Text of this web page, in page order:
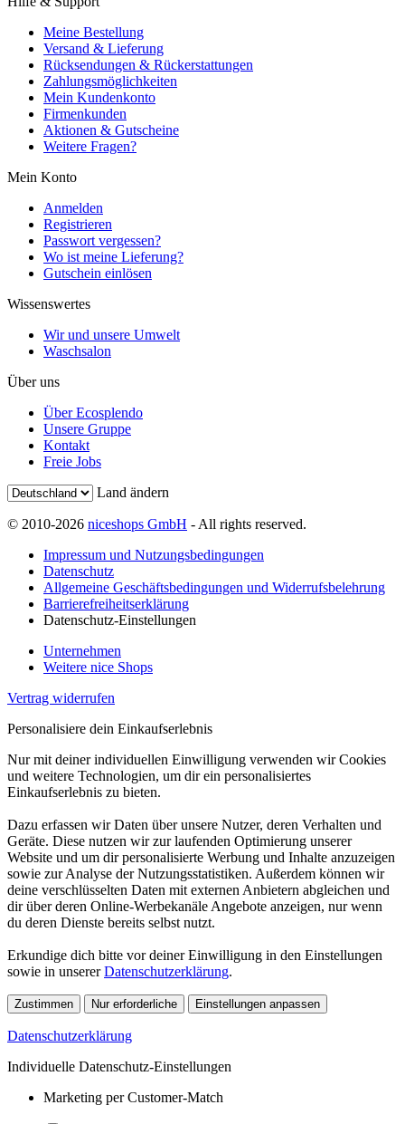
Meine Bestellung
Versand & Lieferung
Rücksendungen & Rückerstattungen
Zahlungsmöglichkeiten
Mein Kundenkonto
Firmenkunden
Aktionen & Gutscheine
Weitere Fragen?
Mein Konto
Anmelden
Registrieren
Passwort vergessen?
Wo ist meine Lieferung?
Gutschein einlösen
Wissenswertes
Wir und unsere Umwelt
Waschsalon
Über uns
Über Ecosplendo
Unsere Gruppe
Kontakt
Freie Jobs
Land ändern
© 2010-2026 niceshops GmbH - All rights reserved.
Impressum und Nutzungsbedingungen
Datenschutz
Allgemeine Geschäftsbedingungen und Widerrufsbelehrung
Barrierefreiheitserklärung
Datenschutz-Einstellungen
Unternehmen
Weitere nice Shops
Vertrag widerrufen
Personalisiere dein Einkaufserlebnis
Nur mit deiner individuellen Einwilligung verwenden wir Cookies
und weitere Technologien, um dir ein personalisiertes
Einkaufserlebnis zu bieten.
Dazu erfassen wir Daten über unsere Nutzer, deren Verhalten und
Geräte. Diese nutzen wir zur laufenden Optimierung unserer
Website und um dir personalisierte Werbung und Inhalte anzuzeigen
sowie zur Analyse der Nutzungsstatistiken. Außerdem können wir
deine verschlüsselten Daten mit externen Anbietern abgleichen und
dir über deren Online-Werbekanäle Angebote anzeigen, nur wenn
du deren Dienste bereits selbst nutzt.
Erkundige dich bitte vor deiner Einwilligung in den Einstellungen
sowie in unsererDatenschutzerklärung.
Zustimmen Nur erforderliche Einstellungen anpassen
Datenschutzerklärung
Individuelle Datenschutz-Einstellungen
Marketing per Customer-Match